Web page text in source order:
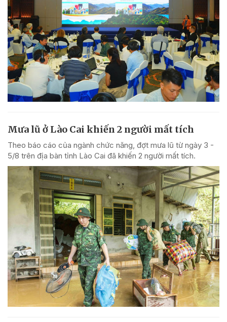
Mưa lũ ở Lào Cai khiến 2 người mất tích
Theo báo cáo của ngành chức năng, đợt mưa lũ từ ngày 3 -
5/8 trên địa bàn tỉnh Lào Cai đã khiến 2 người mất tích.